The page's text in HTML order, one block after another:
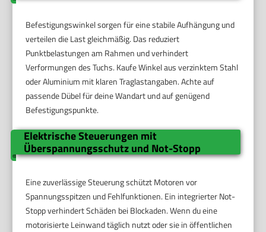
Befestigungswinkel sorgen für eine stabile Aufhängung und
verteilen die Last gleichmäßig. Das reduziert
Punktbelastungen am Rahmen und verhindert
Verformungen des Tuchs. Kaufe Winkel aus verzinktem Stahl
oder Aluminium mit klaren Traglastangaben. Achte auf
passende Dübel für deine Wandart und auf genügend
Befestigungspunkte.
Elektrische Steuerungen mit
Überspannungsschutz und Not-Stopp
Eine zuverlässige Steuerung schützt Motoren vor
Spannungsspitzen und Fehlfunktionen. Ein integrierter Not-
Stopp verhindert Schäden bei Blockaden. Wenn du eine
motorisierte Leinwand täglich nutzt oder sie in öffentlichen